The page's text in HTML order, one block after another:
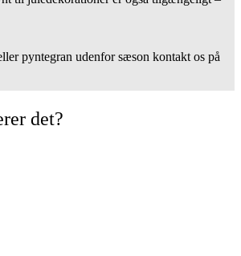
pyntegran udenfor sæson kontakt os på
det?